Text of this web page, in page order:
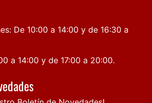
De 10:00 a 14:00 y de 16:30 a
a 14:00 y de 17:00 a 20:00.